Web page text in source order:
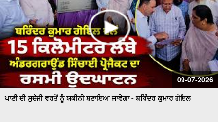
09-07-2026
ਪਾਣੀ ਦੀ ਸੁਚੱਜੀ ਵਰਤੋਂ ਨੂੰ ਯਕੀਨੀ ਬਣਾਇਆ ਜਾਵੇਗਾ - ਬਰਿੰਦਰ ਕੁਮਾਰ ਗੋਇਲ